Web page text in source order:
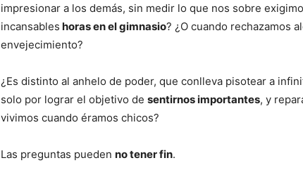
impresionar a los demás, sin medir lo que nos sobre
incansables horas en el gimnasio? ¿O cuando rechazamos
envejecimiento?
¿Es distinto al anhelo de poder, que conlleva pisotear a
solo por lograr el objetivo de sentirnos importantes, y
vivimos cuando éramos chicos?
Las preguntas pueden no tener fin.